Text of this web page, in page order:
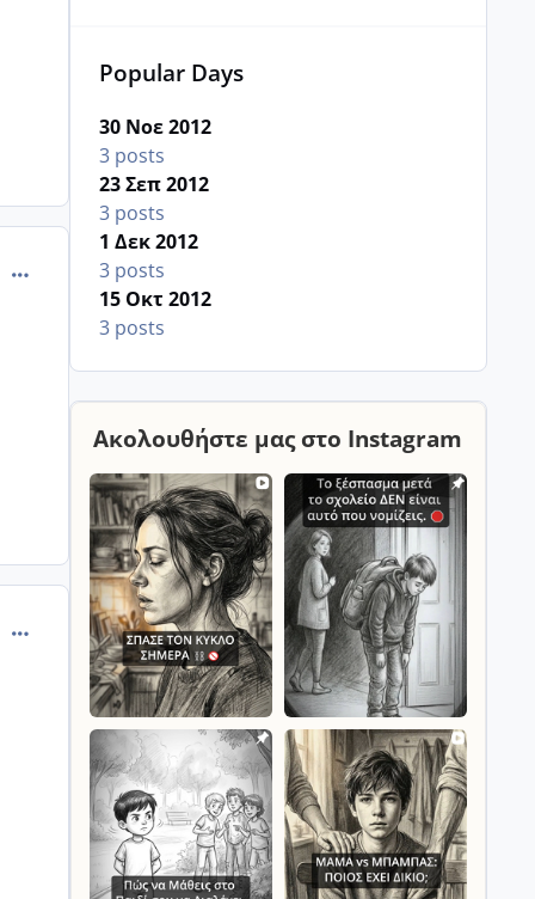
comment_877056
comment_877256
Popular Days
30 Νοε 2012
3 posts
23 Σεπ 2012
3 posts
1 Δεκ 2012
3 posts
15 Οκτ 2012
3 posts
Ακολουθήστε μας στο Instagram